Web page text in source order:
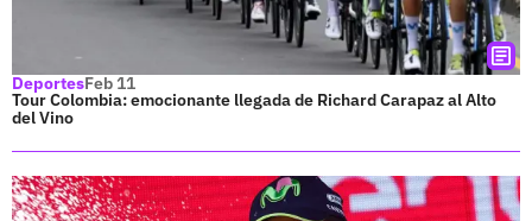
DeportesFeb 11
Tour Colombia: emocionante llegada de Richard Carapaz al Alto
del Vino